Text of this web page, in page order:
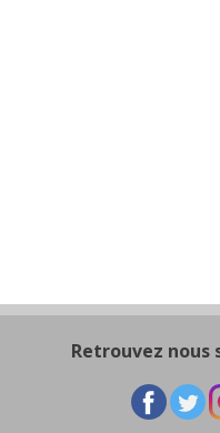
Retrouvez nous